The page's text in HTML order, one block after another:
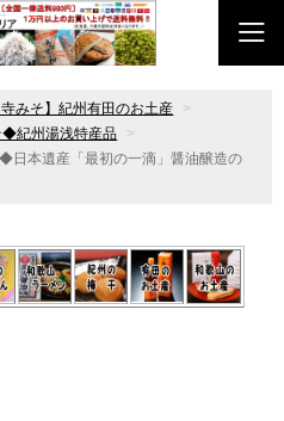
寺みそ】紀州有田のお土産
◆紀州湯浅特産品
日本遺産「最初の一滴」醤油醸造の